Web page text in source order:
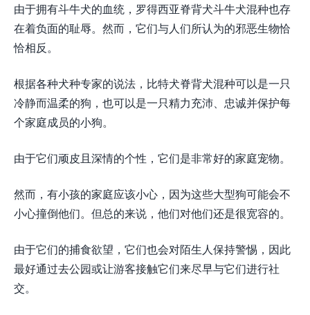
由于拥有斗牛犬的血统，罗得西亚脊背犬斗牛犬混种也存
在着负面的耻辱。然而，它们与人们所认为的邪恶生物恰
恰相反。
根据各种犬种专家的说法，比特犬脊背犬混种可以是一只
冷静而温柔的狗，也可以是一只精力充沛、忠诚并保护每
个家庭成员的小狗。
由于它们顽皮且深情的个性，它们是非常好的家庭宠物。
然而，有小孩的家庭应该小心，因为这些大型狗可能会不
小心撞倒他们。但总的来说，他们对他们还是很宽容的。
由于它们的捕食欲望，它们也会对陌生人保持警惕，因此
最好通过去公园或让游客接触它们来尽早与它们进行社
交。